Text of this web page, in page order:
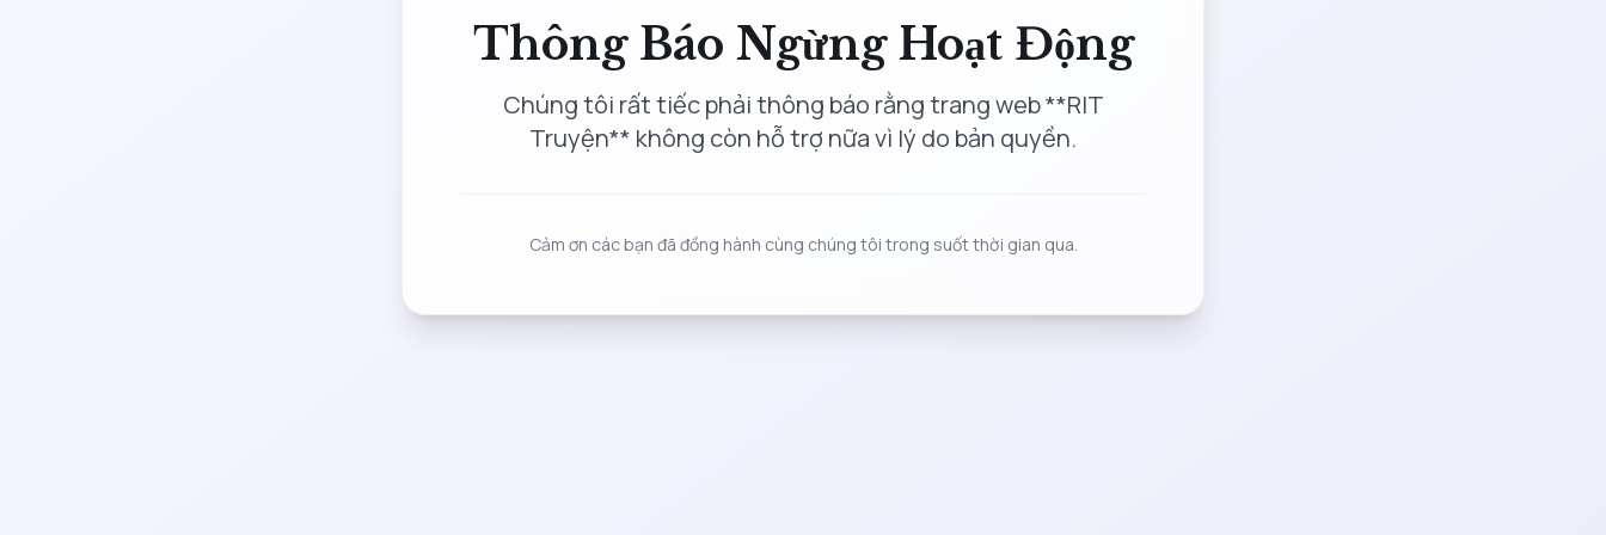
Thông Báo Ngừng Hoạt Động
Chúng tôi rất tiếc phải thông báo rằng trang web **RIT
Truyện** không còn hỗ trợ nữa vì lý do bản quyền.
Cảm ơn các bạn đã đồng hành cùng chúng tôi trong suốt thời gian qua.